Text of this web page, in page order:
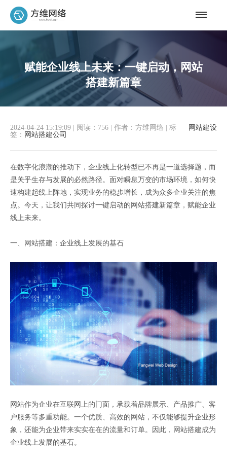
赋能企业线上未来：一键启动，网站
搭建新篇章
网站建设
2024-04-24 15:19:09 阅读：756 作者：方维网络
标
签： 网站搭建公司
在数字化浪潮的推动下，企业线上化转型已不再是一道选择题，而
是关乎生存与发展的必然路径。面对瞬息万变的市场环境，如何快
速构建起线上阵地，实现业务的稳步增长，成为众多企业关注的焦
点。今天，让我们共同探讨一键启动的网站搭建新篇章，赋能企业
线上未来。
一、网站搭建：企业线上发展的基石
网站作为企业在互联网上的门面，承载着品牌展示、产品推广、客
户服务等多重功能。一个优质、高效的网站，不仅能够提升企业形
象，还能为企业带来实实在在的流量和订单。因此，网站搭建成为
企业线上发展的基石。